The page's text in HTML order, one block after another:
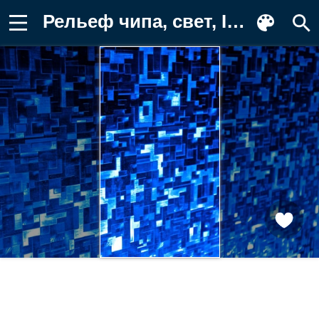
Рельеф чипа, свет, Intel, текстура Картинка